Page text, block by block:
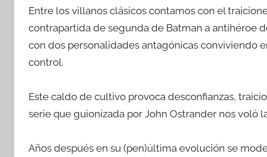
Entre los villanos clásicos contamos con el
contrapartida de segunda de Batman a antihéroe
con dos personalidades antagónicas conviviendo
control.
Este caldo de cultivo provoca desconfianzas,
serie que guionizada por John Ostrander nos voló
Años después en su (pen)última evolución se